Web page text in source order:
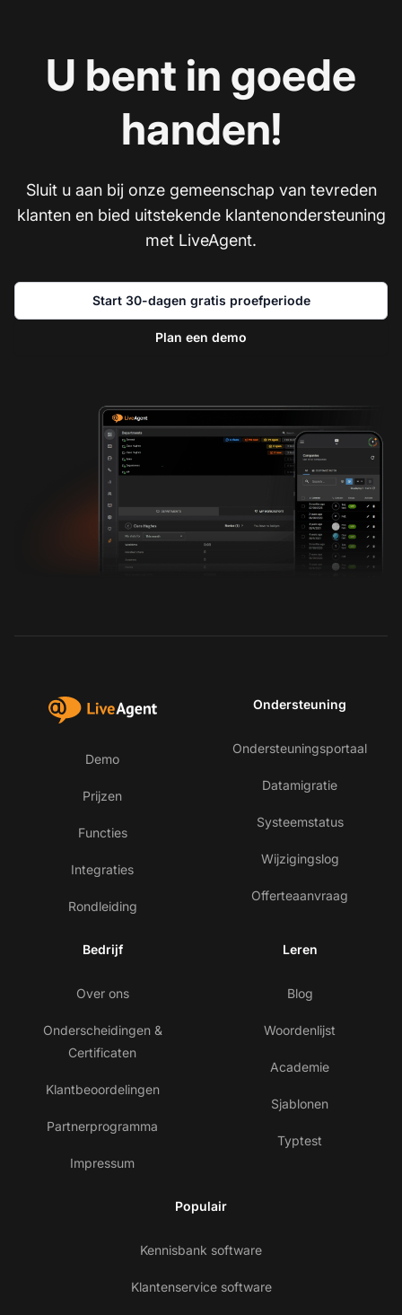
U bent in goede
handen!
Sluit u aan bij onze gemeenschap van tevreden
klanten en bied uitstekende klantenondersteuning
met LiveAgent.
Start 30-dagen gratis proefperiode
Plan een demo
Demo
Prijzen
Functies
Integraties
Rondleiding
Ondersteuning
Ondersteuningsportaal
Datamigratie
Systeemstatus
Wijzigingslog
Offerteaanvraag
Bedrijf
Over ons
Onderscheidingen &
Certificaten
Klantbeoordelingen
Partnerprogramma
Impressum
Leren
Blog
Woordenlijst
Academie
Sjablonen
Typtest
Populair
Kennisbank software
Klantenservice software